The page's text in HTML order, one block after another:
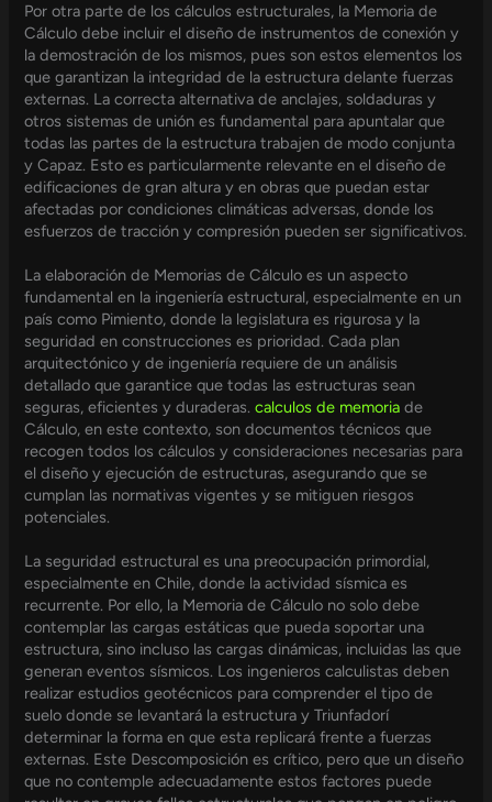
Por otra parte de los cálculos estructurales, la Memoria de
Cálculo debe incluir el diseño de instrumentos de conexión y
la demostración de los mismos, pues son estos elementos los
que garantizan la integridad de la estructura delante fuerzas
externas. La correcta alternativa de anclajes, soldaduras y
otros sistemas de unión es fundamental para apuntalar que
todas las partes de la estructura trabajen de modo conjunta
y Capaz. Esto es particularmente relevante en el diseño de
edificaciones de gran altura y en obras que puedan estar
afectadas por condiciones climáticas adversas, donde los
esfuerzos de tracción y compresión pueden ser significativos.
La elaboración de Memorias de Cálculo es un aspecto
fundamental en la ingeniería estructural, especialmente en un
país como Pimiento, donde la legislatura es rigurosa y la
seguridad en construcciones es prioridad. Cada plan
arquitectónico y de ingeniería requiere de un análisis
detallado que garantice que todas las estructuras sean
seguras, eficientes y duraderas.calculos de memoria de
Cálculo, en este contexto, son documentos técnicos que
recogen todos los cálculos y consideraciones necesarias para
el diseño y ejecución de estructuras, asegurando que se
cumplan las normativas vigentes y se mitiguen riesgos
potenciales.
La seguridad estructural es una preocupación primordial,
especialmente en Chile, donde la actividad sísmica es
recurrente. Por ello, la Memoria de Cálculo no solo debe
contemplar las cargas estáticas que pueda soportar una
estructura, sino incluso las cargas dinámicas, incluidas las que
generan eventos sísmicos. Los ingenieros calculistas deben
realizar estudios geotécnicos para comprender el tipo de
suelo donde se levantará la estructura y Triunfadorí
determinar la forma en que esta replicará frente a fuerzas
externas. Este Descomposición es crítico, pero que un diseño
que no contemple adecuadamente estos factores puede